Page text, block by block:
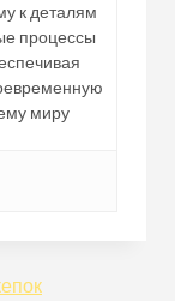
к деталям
процессы
миру